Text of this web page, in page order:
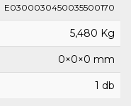
E0300030450035500170
5,480 Kg
0×0×0 mm
1 db